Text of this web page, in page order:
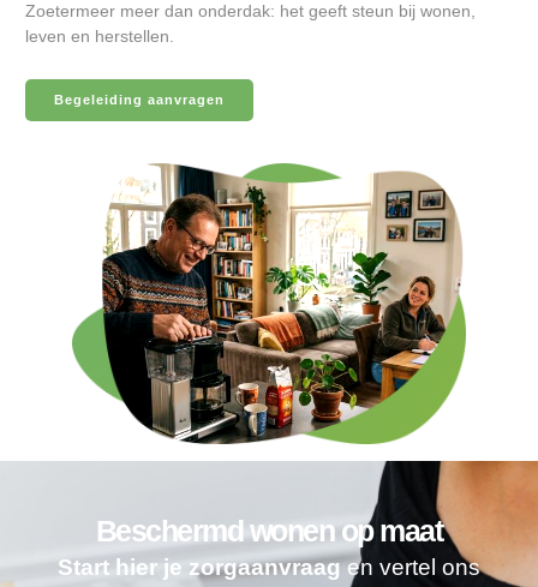
Zoetermeer meer dan onderdak: het geeft steun bij wonen,
leven en herstellen.
Begeleiding aanvragen
Beschermd wonen op maat
Start hier je zorgaanvraagen vertel ons